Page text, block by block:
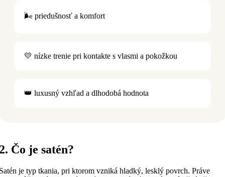
🌬️ priedušnosť a komfort
💛 nízke trenie pri kontakte s vlasmi a pokožkou
👑 luxusný vzhľad a dlhodobá hodnota
Čo je satén?
je typ tkania, pri ktorom vzniká hladký, lesklý povrch. Práve